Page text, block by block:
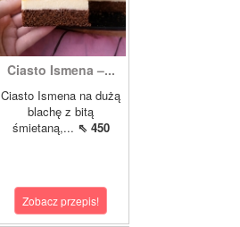
Ciasto Ismena –...
Ciasto Ismena na dużą
blachę z bitą
śmietaną,... ⇖ 450
Zobacz przepis!